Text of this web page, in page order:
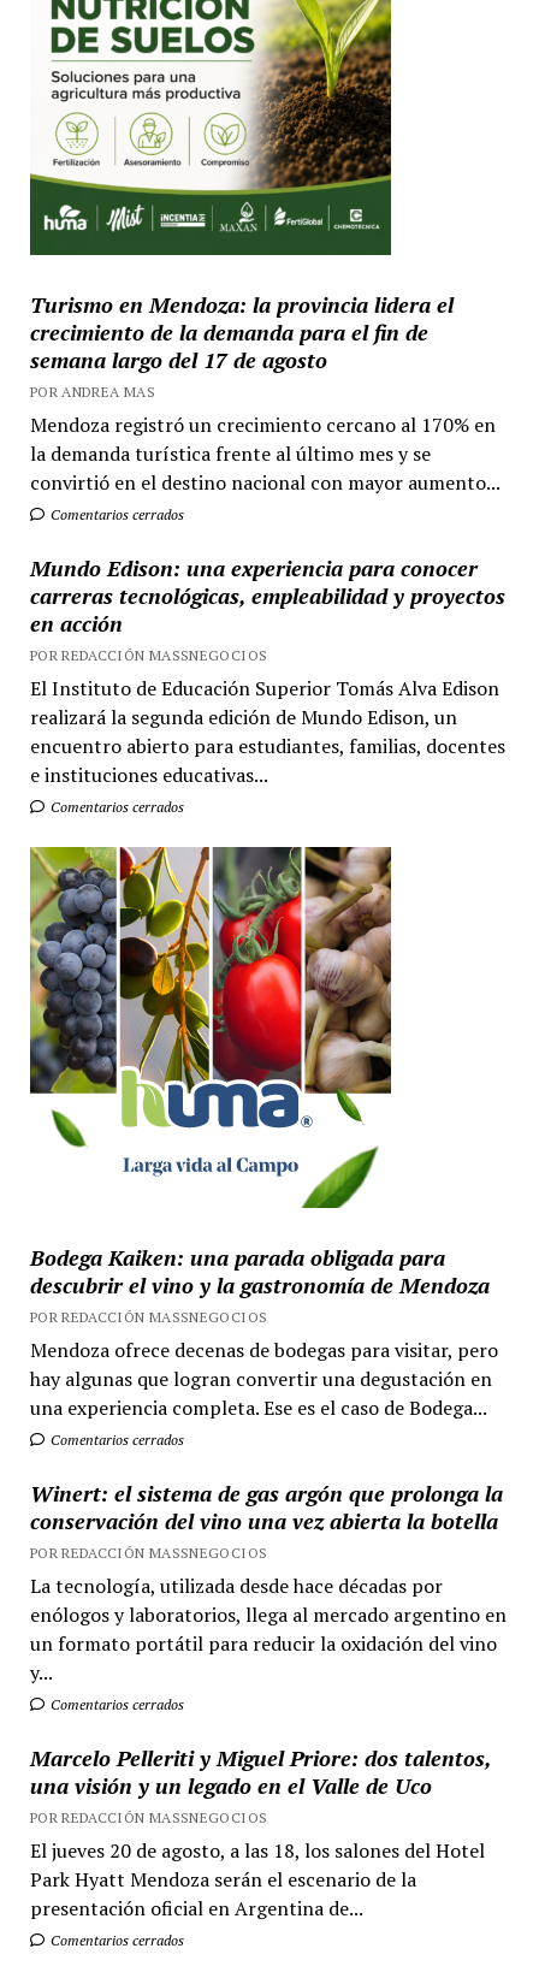
Turismo en Mendoza: la provincia lidera el
crecimiento de la demanda para el fin de
semana largo del 17 de agosto
POR ANDREA MAS
Mendoza registró un crecimiento cercano al 170% en
la demanda turística frente al último mes y se
convirtió en el destino nacional con mayor aumento...
Comentarios cerrados
Mundo Edison: una experiencia para conocer
carreras tecnológicas, empleabilidad y proyectos
en acción
POR REDACCIÓN MASSNEGOCIOS
El Instituto de Educación Superior Tomás Alva Edison
realizará la segunda edición de Mundo Edison, un
encuentro abierto para estudiantes, familias, docentes
e instituciones educativas...
Comentarios cerrados
Bodega Kaiken: una parada obligada para
descubrir el vino y la gastronomía de Mendoza
POR REDACCIÓN MASSNEGOCIOS
Mendoza ofrece decenas de bodegas para visitar, pero
hay algunas que logran convertir una degustación en
una experiencia completa. Ese es el caso de Bodega...
Comentarios cerrados
Winert: el sistema de gas argón que prolonga la
conservación del vino una vez abierta la botella
POR REDACCIÓN MASSNEGOCIOS
La tecnología, utilizada desde hace décadas por
enólogos y laboratorios, llega al mercado argentino en
un formato portátil para reducir la oxidación del vino
y...
Comentarios cerrados
Marcelo Pelleriti y Miguel Priore: dos talentos,
una visión y un legado en el Valle de Uco
POR REDACCIÓN MASSNEGOCIOS
El jueves 20 de agosto, a las 18, los salones del Hotel
Park Hyatt Mendoza serán el escenario de la
presentación oficial en Argentina de...
Comentarios cerrados